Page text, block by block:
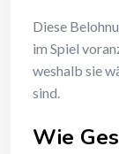
Diese
im Spiel
weshalb sie
sind.
Wie